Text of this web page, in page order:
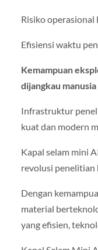
Risiko operasional
Efisiensi waktu
Kemampuan
dijangkau manusia
Infrastruktur
kuat dan modern
Kapal selam mini
revolusi penelitian
Dengan
material
yang efisien,